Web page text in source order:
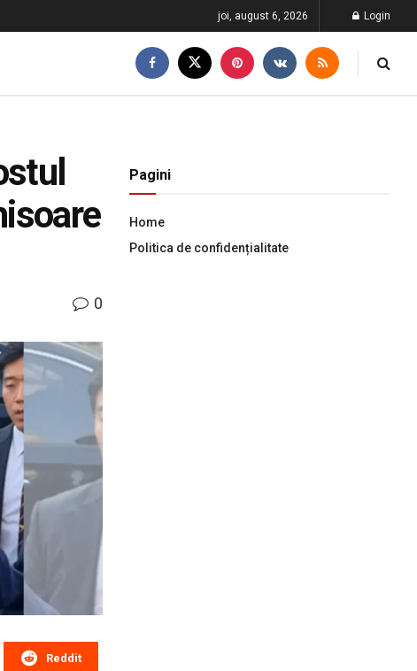
joi, august 6, 2026 Login
0
Reddit
Pagini
Home
Politica de confidențialitate